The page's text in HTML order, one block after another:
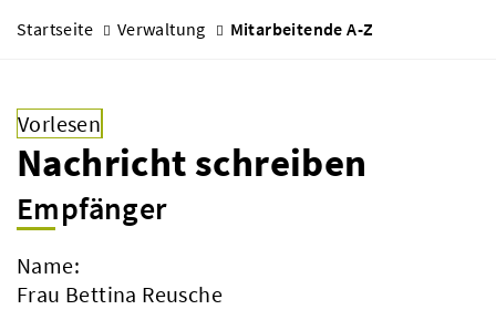
Startseite Verwaltung Mitarbeitende A-Z
Vorlesen
Nachricht schreiben
Empfänger
Name:
Frau Bettina Reusche